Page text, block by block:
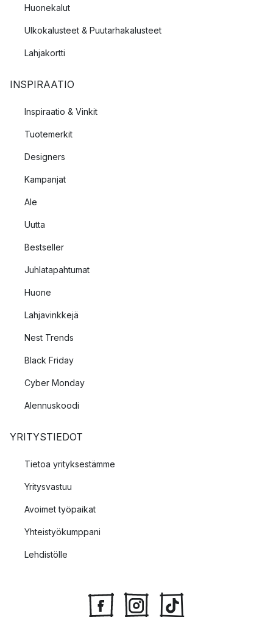
Huonekalut
Ulkokalusteet & Puutarhakalusteet
Lahjakortti
INSPIRAATIO
Inspiraatio & Vinkit
Tuotemerkit
Designers
Kampanjat
Ale
Uutta
Bestseller
Juhlatapahtumat
Huone
Lahjavinkkejä
Nest Trends
Black Friday
Cyber Monday
Alennuskoodi
YRITYSTIEDOT
Tietoa yrityksestämme
Yritysvastuu
Avoimet työpaikat
Yhteistyökumppani
Lehdistölle